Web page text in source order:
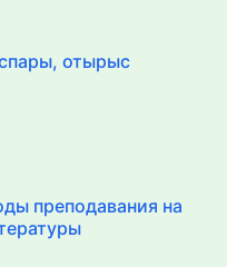
отырыс
преподавания на